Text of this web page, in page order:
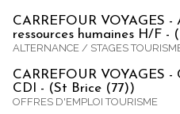
CARREFOUR VOYAGES
ressources humaines H/F -
ALTERNANCE / STAGES
CARREFOUR VOYAGES -
CDI - (St Brice (77))
OFFRES D'EMPLOI TOURISME